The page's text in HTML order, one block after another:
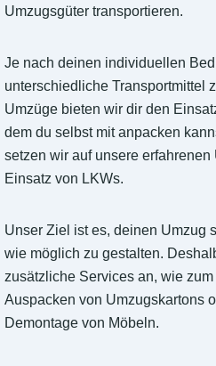
Umzugsgüter transportieren.
Je nach deinen individuellen
unterschiedliche Transportmittel
Umzüge bieten wir dir den
dem du selbst mit anpacken
setzen wir auf unsere
Einsatz von LKWs.
Unser Ziel ist es, deinen Umzug
wie möglich zu gestalten.
zusätzliche Services an, wie
Auspacken von Umzugskartons
Demontage von Möbeln.